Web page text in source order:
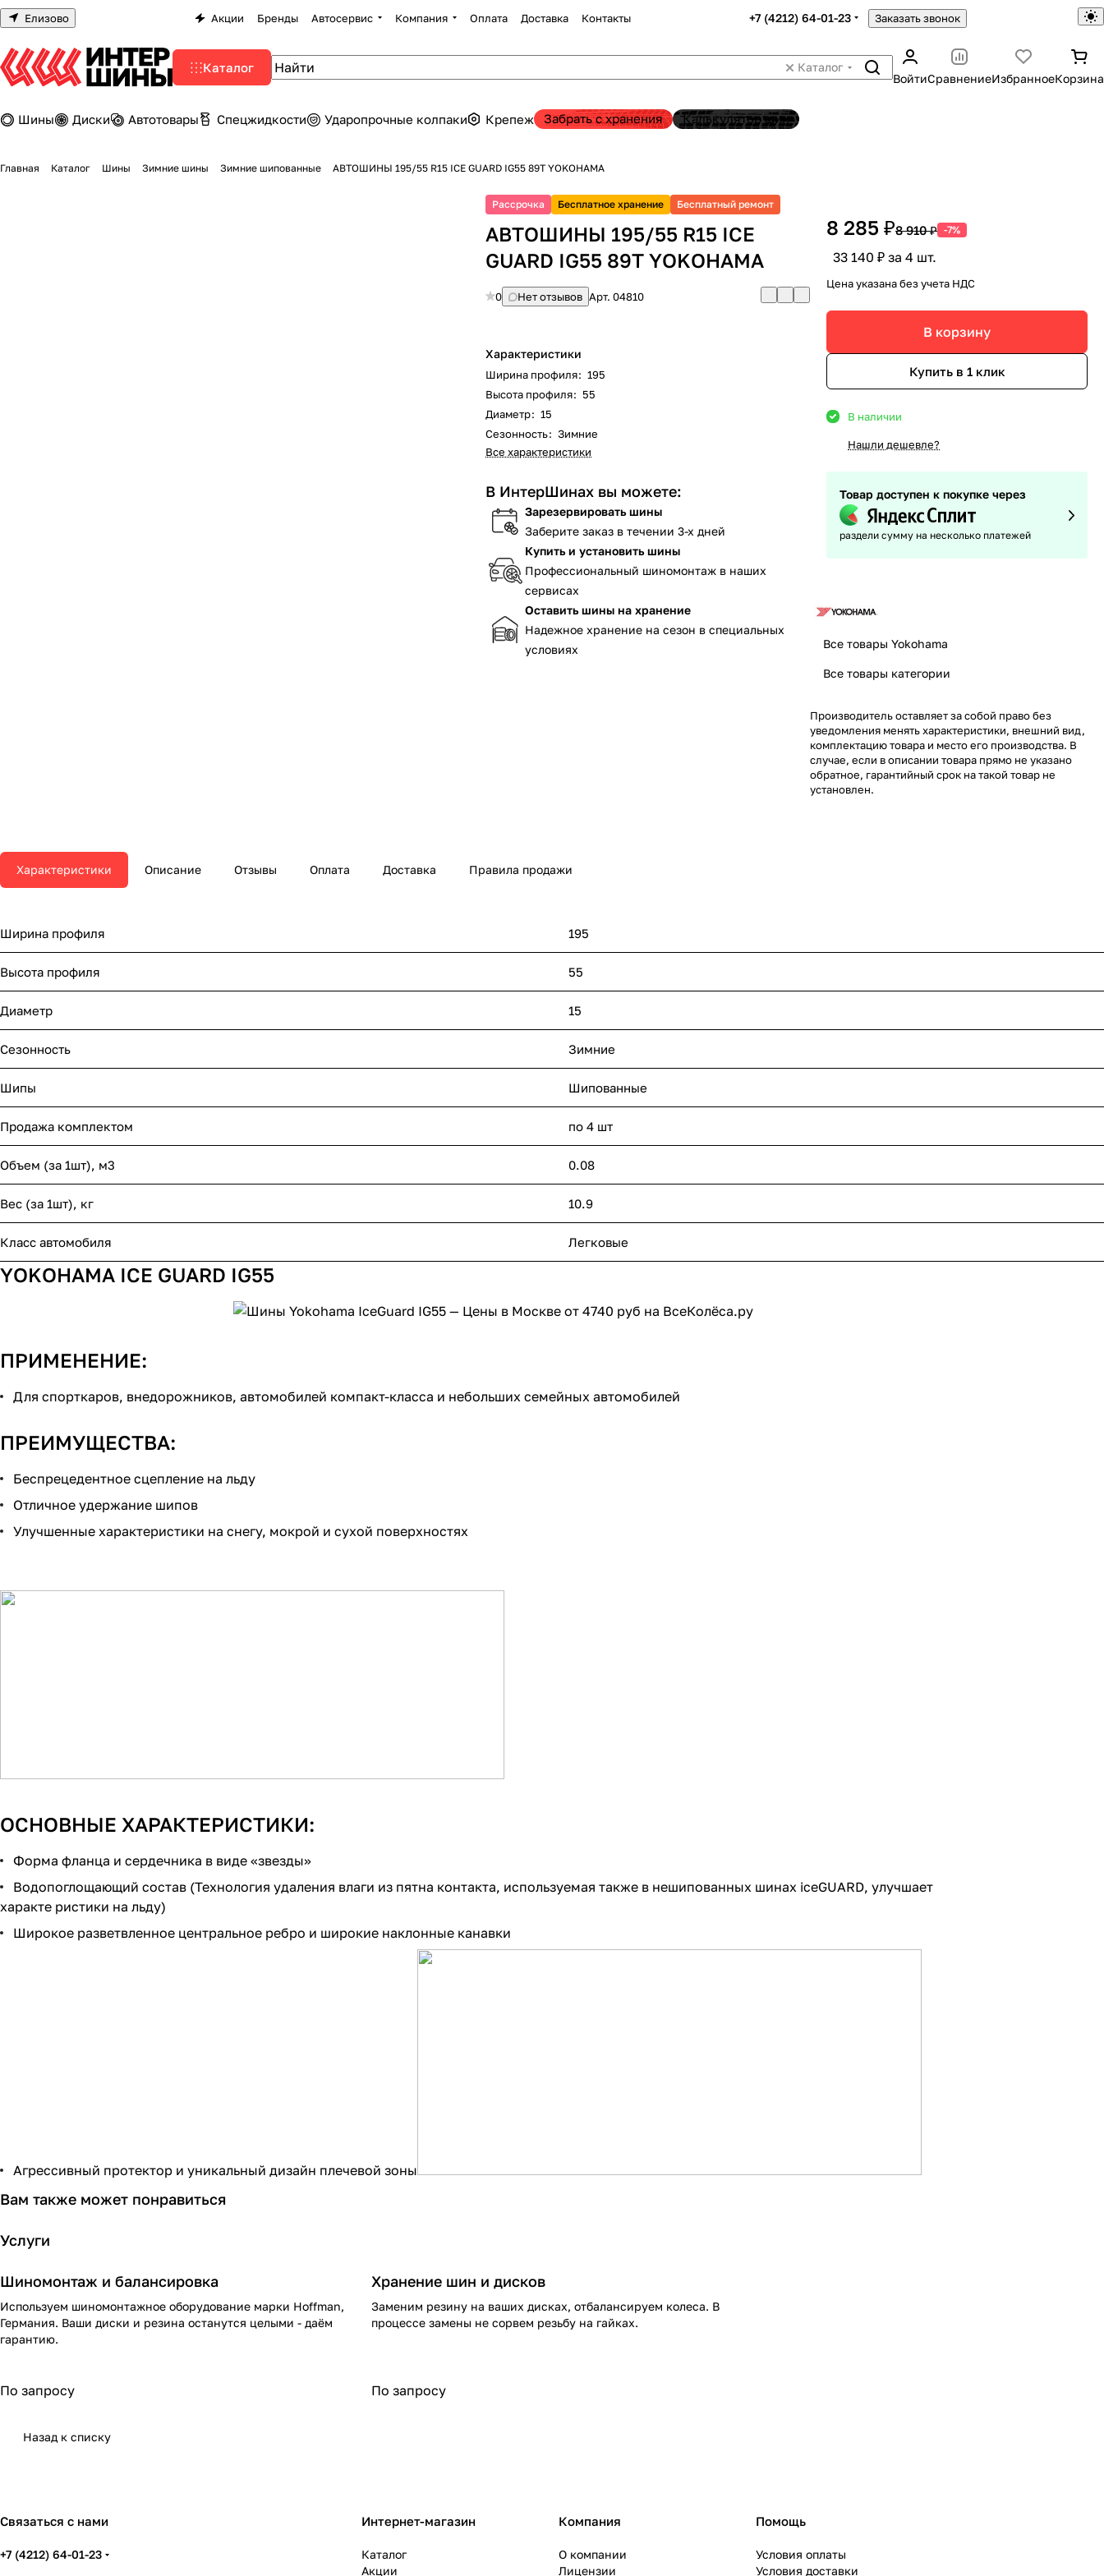
Елизово Акции Бренды Автосервис Компания Оплата Доставка Контакты +7 (4212) 64-01-23 Заказать звонок
Каталог
Каталог
ВойтиСравнениеИзбранноеКорзина
Шины Диски Автотовары Спецжидкости Ударопрочные колпаки Крепеж Забрать с хранения Калькулятор шин
Главная Каталог Шины Зимние шины Зимние шипованные АВТОШИНЫ 195/55 R15 ICE GUARD IG55 89T YOKOHAMA
Рассрочка Бесплатное хранение Бесплатный ремонт
АВТОШИНЫ 195/55 R15 ICE
GUARD IG55 89T YOKOHAMA
0 Нет отзывов Арт.04810
Характеристики
Ширина профиля: 195
Высота профиля: 55
Диаметр: 15
Сезонность: Зимние
Все характеристики
В ИнтерШинах вы можете:
Зарезервировать шины
Заберите заказ в течении 3-х дней
Купить и установить шины
Профессиональный шиномонтаж в наших
сервисах
Оставить шины на хранение
Надежное хранение на сезон в специальных
условиях
8 285 ₽8 910 ₽ -7%
33 140 ₽ за 4 шт.
Цена указана без учета НДС
В корзину
Купить в 1 клик
В наличии
Нашли дешевле?
Товар доступен к покупке через
раздели сумму на несколько платежей
Все товары Yokohama
Все товары категории
Производитель оставляет за собой право без
уведомления менять характеристики, внешний вид,
комплектацию товара и место его производства. В
случае, если в описании товара прямо не указано
обратное, гарантийный срок на такой товар не
установлен.
Характеристики Описание Отзывы Оплата Доставка Правила продажи
Ширина профиля 195
Высота профиля 55
Диаметр 15
Сезонность Зимние
Шипы Шипованные
Продажа комплектом по 4 шт
Объем (за 1шт), м3 0.08
Вес (за 1шт), кг 10.9
Класс автомобиля Легковые
YOKOHAMA ICE GUARD IG55
ПРИМЕНЕНИЕ:
Для спорткаров, внедорожников, автомобилей компакт-класса и небольших семейных автомобилей
ПРЕИМУЩЕСТВА:
Беспрецедентное сцепление на льду
Отличное удержание шипов
Улучшенные характеристики на снегу, мокрой и сухой поверхностях
ОСНОВНЫЕ ХАРАКТЕРИСТИКИ:
Форма фланца и сердечника в виде «звезды»
Водопоглощающий состав (Технология удаления влаги из пятна контакта, используемая также в нешипованных шинах iceGUARD, улучшает
характе ристики на льду)
Широкое разветвленное центральное ребро и широкие наклонные канавки
Агрессивный протектор и уникальный дизайн плечевой зоны
Вам также может понравиться
Услуги
Шиномонтаж и балансировка
Используем шиномонтажное оборудование марки Hoffman,
Германия. Ваши диски и резина останутся целыми - даём
гарантию.
По запросу
Хранение шин и дисков
Заменим резину на ваших дисках, отбалансируем колеса. В
процессе замены не сорвем резьбу на гайках.
По запросу
Назад к списку
Связаться с нами
+7 (4212) 64-01-23
Интернет-магазин
Каталог
Акции
Компания
О компании
Лицензии
Помощь
Условия оплаты
Условия доставки